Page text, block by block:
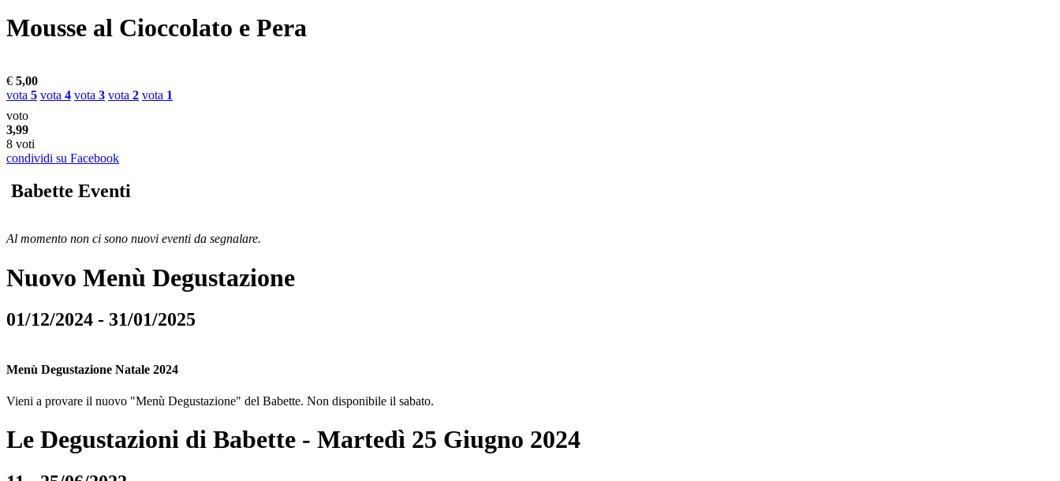
Mousse al Cioccolato e Pera
€ 5,00
vota 5 vota 4 vota 3 vota 2 vota 1
voto
3,99
8 voti
condividi su Facebook
Babette Eventi
Al momento non ci sono nuovi eventi da segnalare.
Nuovo Menù Degustazione
01/12/2024 - 31/01/2025
Menù Degustazione Natale 2024
Vieni a provare il nuovo "Menù Degustazione" del Babette. Non disponibile il sabato.
Le Degustazioni di Babette - Martedì 25 Giugno 2024